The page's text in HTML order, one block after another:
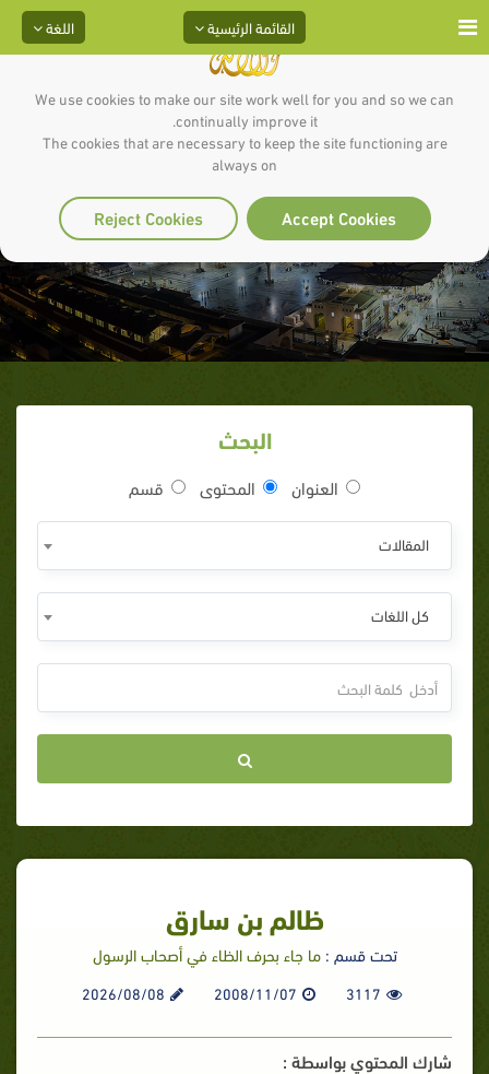
We use cookies to make our site work well for you and so we can
continually improve it.
The cookies that are necessary to keep the site functioning are
always on
Accept Cookies
Reject Cookies
اللغة القائمة الرئيسية
ظالم بن سارق
البحث
العنوان المحتوى قسم
المقالات
كل اللغات
ظالم بن سارق
تحت قسم :ما جاء بحرف الظاء في أصحاب الرسول
3117
2008/11/07
2026/08/08
شارك المحتوي بواسطة :